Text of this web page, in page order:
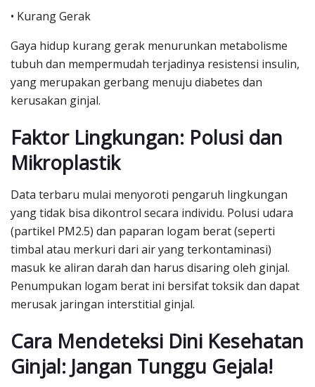
• Kurang Gerak
Gaya hidup kurang gerak menurunkan metabolisme
tubuh dan mempermudah terjadinya resistensi insulin,
yang merupakan gerbang menuju diabetes dan
kerusakan ginjal.
Faktor Lingkungan: Polusi dan
Mikroplastik
Data terbaru mulai menyoroti pengaruh lingkungan
yang tidak bisa dikontrol secara individu. Polusi udara
(partikel PM2.5) dan paparan logam berat (seperti
timbal atau merkuri dari air yang terkontaminasi)
masuk ke aliran darah dan harus disaring oleh ginjal.
Penumpukan logam berat ini bersifat toksik dan dapat
merusak jaringan interstitial ginjal.
Cara Mendeteksi Dini Kesehatan
Ginjal: Jangan Tunggu Gejala!